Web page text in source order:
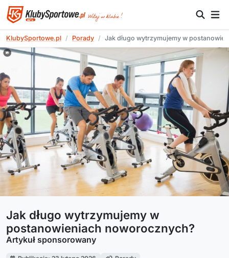
KlubySportowe.pl Porady Jak długo wytrzymujemy w
Jak długo wytrzymujemy w
postanowieniach noworocznych?
Artykuł sponsorowany